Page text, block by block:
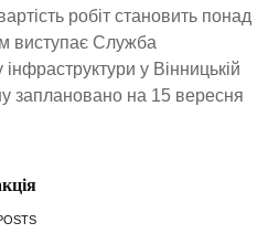
робіт становить понад
виступає Служба
у Вінницькій
заплановано на 15 вересня